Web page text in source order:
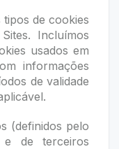
de cookies
Incluímos
usados em
informações
de validade
(definidos pelo
e de terceiros